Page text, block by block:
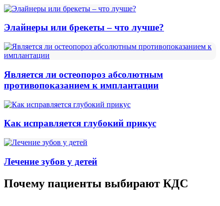
Элайнеры или брекеты – что лучше?
Является ли остеопороз абсолютным
противопоказанием к имплантации
Как исправляется глубокий прикус
Лечение зубов у детей
Почему пациенты выбирают КДС